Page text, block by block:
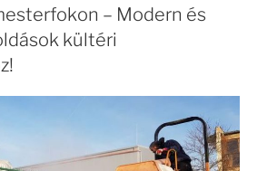
– Modern és
kültéri